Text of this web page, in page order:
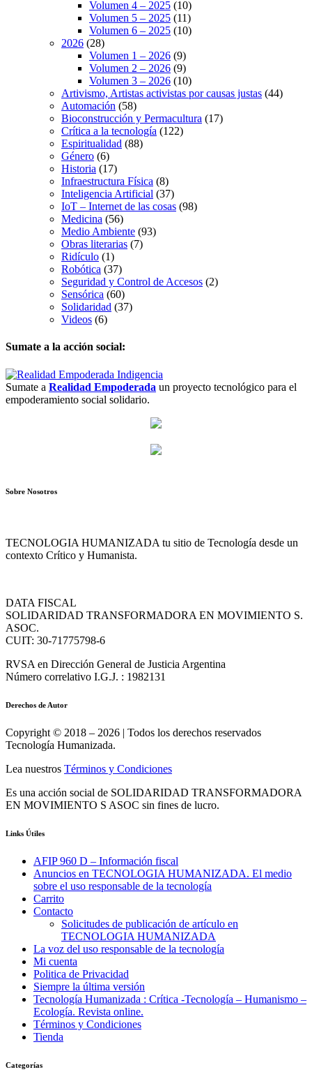
Volumen 4 – 2025 (10)
Volumen 5 – 2025 (11)
Volumen 6 – 2025 (10)
2026 (28)
Volumen 1 – 2026 (9)
Volumen 2 – 2026 (9)
Volumen 3 – 2026 (10)
Artivismo, Artistas activistas por causas justas (44)
Automación (58)
Bioconstrucción y Permacultura (17)
Crítica a la tecnología (122)
Espiritualidad (88)
Género (6)
Historia (17)
Infraestructura Física (8)
Inteligencia Artificial (37)
IoT – Internet de las cosas (98)
Medicina (56)
Medio Ambiente (93)
Obras literarias (7)
Ridículo (1)
Robótica (37)
Seguridad y Control de Accesos (2)
Sensórica (60)
Solidaridad (37)
Videos (6)
Sumate a la acción social:
Sumate a Realidad Empoderada un proyecto tecnológico para el
empoderamiento social solidario.
Sobre Nosotros
TECNOLOGIA HUMANIZADA tu sitio de Tecnología desde un
contexto Crítico y Humanista.
DATA FISCAL
SOLIDARIDAD TRANSFORMADORA EN MOVIMIENTO S.
ASOC.
CUIT: 30-71775798-6
RVSA en Dirección General de Justicia Argentina
Número correlativo I.G.J. : 1982131
Derechos de Autor
Copyright © 2018 – 2026 | Todos los derechos reservados
Tecnología Humanizada.
Lea nuestros Términos y Condiciones
Es una acción social de SOLIDARIDAD TRANSFORMADORA
EN MOVIMIENTO S ASOC sin fines de lucro.
Links Útiles
AFIP 960 D – Información fiscal
Anuncios en TECNOLOGIA HUMANIZADA. El medio
sobre el uso responsable de la tecnología
Carrito
Contacto
Solicitudes de publicación de artículo en
TECNOLOGIA HUMANIZADA
La voz del uso responsable de la tecnología
Mi cuenta
Politica de Privacidad
Siempre la última versión
Tecnología Humanizada : Crítica -Tecnología – Humanismo –
Ecología. Revista online.
Términos y Condiciones
Tienda
Categorías